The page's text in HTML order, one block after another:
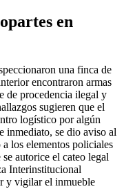
en
una finca de
encontraron armas
de procedencia ilegal y
sugieren que el
logístico por algún
inmediato, se dio aviso al
los elementos policiales
autorice el cateo legal
Interinstitucional
y vigilar el inmueble